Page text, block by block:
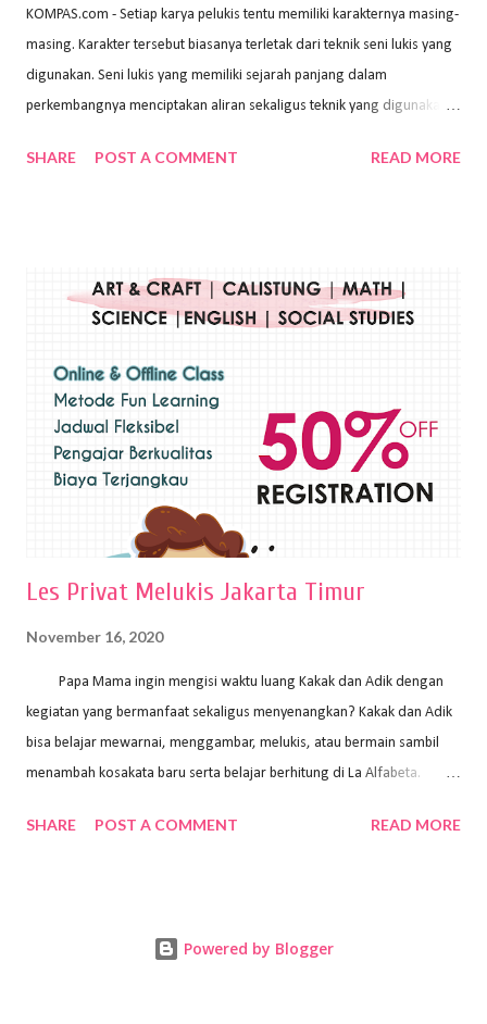
KOMPAS.com - Setiap karya pelukis tentu memiliki karakternya masing-
masing. Karakter tersebut biasanya terletak dari teknik seni lukis yang
digunakan. Seni lukis yang memiliki sejarah panjang dalam
perkembangnya menciptakan aliran sekaligus teknik yang digunakan.
Wayan Kun Adnyana, teknik yang berbeda tentunya akan
menggunakan bahan dasar cat air, cat akrilik, atau cat minyak dengan
sapuan warna cat yang tebal. Dengan memberikan sapuan warna
pelukis untuk menghasilkan lukisan yang mempesona dan tentunya
bernilai tinggi. Ciri teknik plakat Ciri-ciri teknik plakat, yaitu: Sapuan
warna yang kental dan tebal. Hasil lukisan menutupi seluruh bagian
medianya Mem...
SHARE POST A COMMENT READ MORE
Les Privat Melukis Jakarta Timur
November 16, 2020
Papa Mama ingin mengisi waktu luang Kakak dan Adik dengan
kegiatan yang bermanfaat sekaligus menyenangkan? Kakak dan Adik
bisa belajar mewarnai, menggambar, melukis, atau bermain sambil
menambah kosakata baru serta belajar berhitung di La Alfabeta.
kok untuk mengajar dengan metode yang fun, La Alfabeta
Alfabeta. ⁣⁣⁣⁣Ada pilihan online class maupun offline class lho! Cek
SHARE POST A COMMENT READ MORE
Powered by Blogger